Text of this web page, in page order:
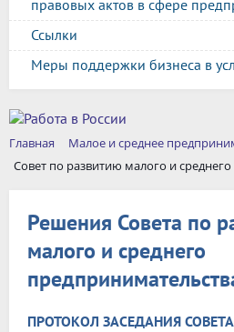
правовых актов в сфере
Ссылки
Меры поддержки бизнеса в
Главная
Малое и среднее
Совет по развитию малого и
Решения Совета по
малого и среднего
ПРОТОКОЛ ЗАСЕДАНИЯ